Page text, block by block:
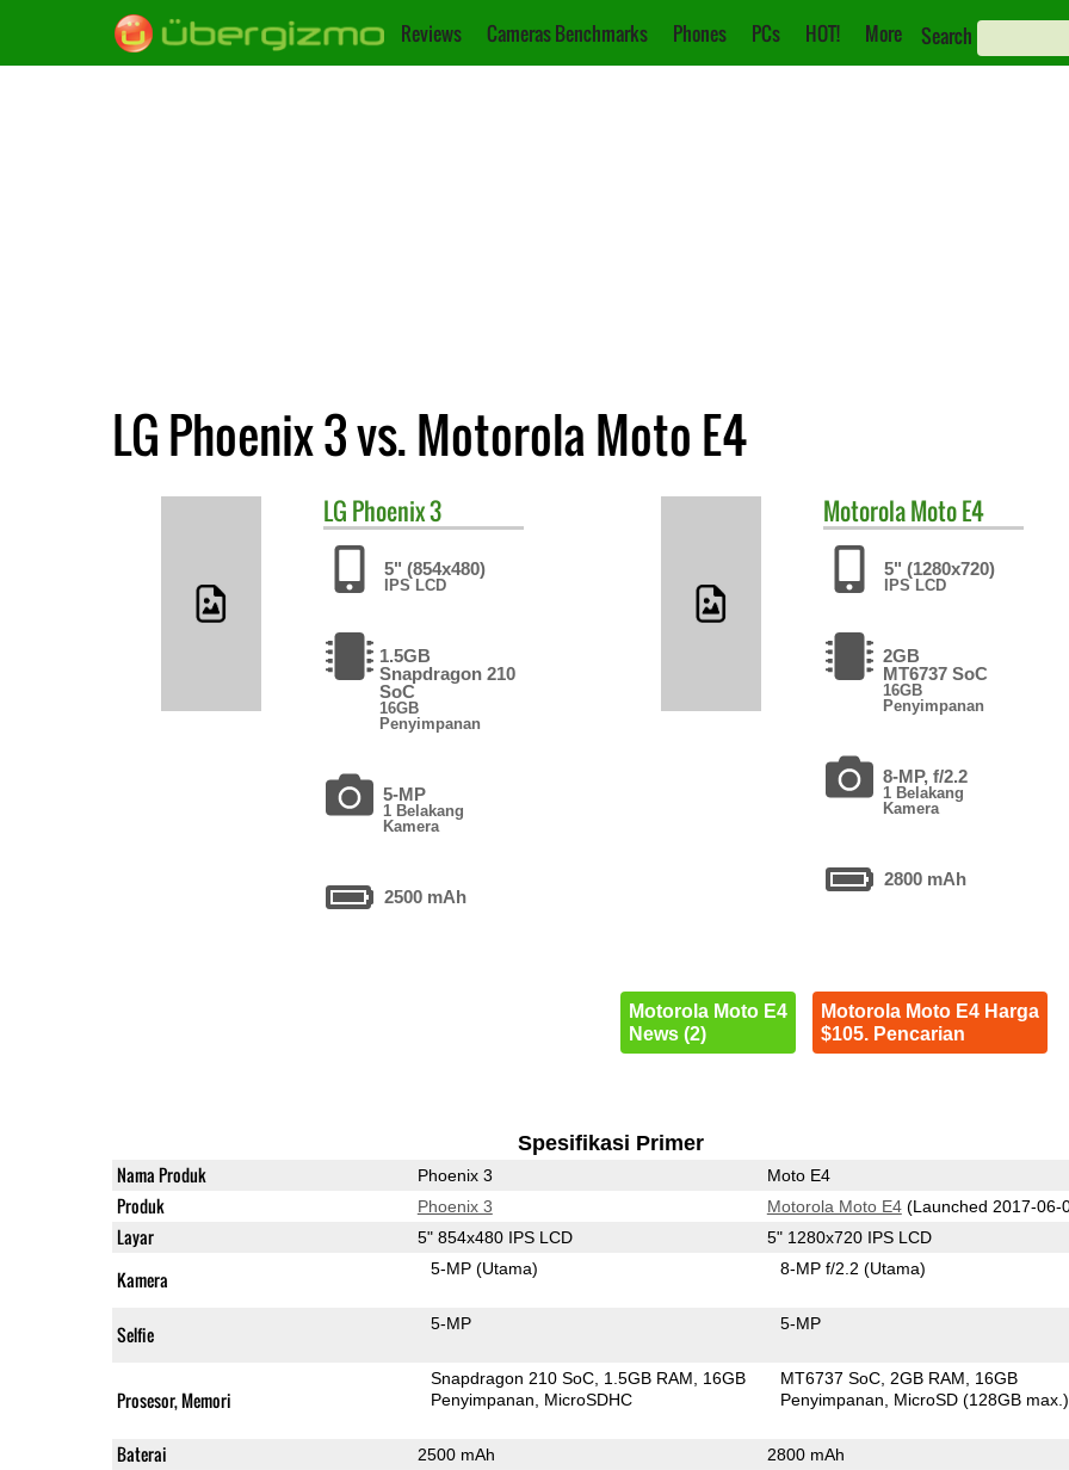
Reviews Cameras Benchmarks Phones PCs HOT! More Search
LG Phoenix 3 vs. Motorola Moto E4
LG Phoenix 3
5" (854x480)
IPS LCD
1.5GB
Snapdragon 210
SoC
16GB
Penyimpanan
5-MP
1 Belakang
Kamera
2500 mAh
MotorolaMoto E4
5" (1280x720)
IPS LCD
2GB
MT6737 SoC
16GB
Penyimpanan
8-MP, f/2.2
1 Belakang
Kamera
2800 mAh
Motorola Moto E4
News (2)
Motorola Moto E4 Harga
$105. Pencarian
Spesifikasi Primer
Nama Produk Phoenix 3 Moto E4
Produk Phoenix 3 Motorola Moto E4(Launched 2017-06-
Layar 5" 854x480 IPS LCD 5" 1280x720 IPS LCD
Kamera 5-MP(Utama) 8-MP f/2.2(Utama)
Selfie 5-MP 5-MP
Prosesor, Memori
Snapdragon 210 SoC 1.5GB RAM
16GB
Penyimpanan
MicroSDHC
MT6737 SoC 2GB RAM
16GB
Penyimpanan
MicroSD (128GB max.)
Baterai 2500 mAh 2800 mAh